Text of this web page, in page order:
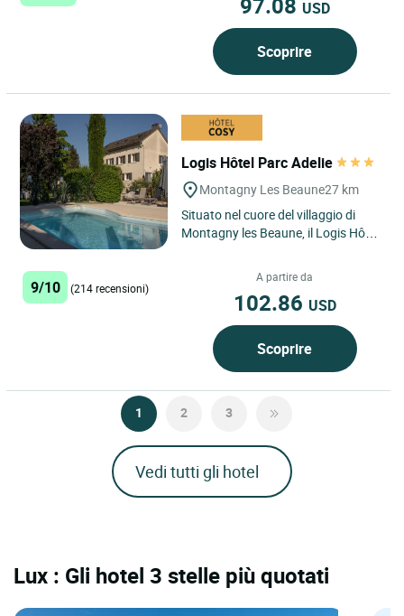
USD
Scoprire
Logis Hôtel Parc Adelie
Montagny Les Beaune27 km
Situato nel cuore del villaggio di
Montagny les Beaune, il Logis Hôtel
9/10 (214 recensioni)
A partire da
102.86 USD
Scoprire
1 2 3
Vedi tutti gli hotel
Lux : Gli hotel 3 stelle più quotati